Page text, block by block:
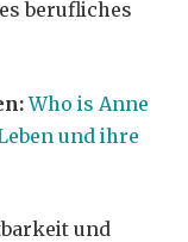
berufliches
Who is Anne
und ihre
und